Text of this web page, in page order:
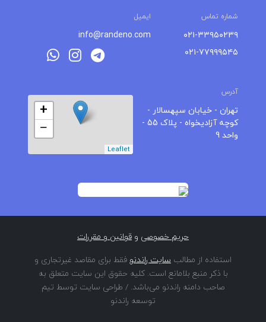
شماره تماس ایمیل
۰۲۱-۳۳۹۵۰۲۳۹
۰۲۱-۷۷۹۹۹۵۴۵
info@randeno.com
آدرس
تهران - خیابان سپهسالار -
کوچه آزادیخواه - پلاک 55 -
واحد 9
+
−
Leaflet
حریم خصوصی و قوانین و مقررات
استفاده از مطالب سایت راندنو فقط برای مقاصد غیرتجاری و
با ذکر منبع بلامانع است. کلیه حقوق این سایت متعلق به
صاحب دامنه راندنو می‌باشد. / طراحی سایت توسط تیم
توسعه راندنو